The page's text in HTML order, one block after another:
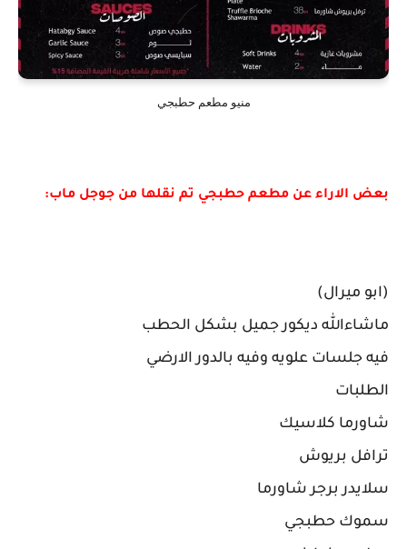
منيو مطعم حطبجي
بعض الاراء عن مطعم حطبجي تم نقلها من جوجل ماب:
(ابو ميرال)
ماشاءالله ديكور جميل بشكل الحطب
فيه جلسات علويه وفيه بالدور الارضي
الطلبات
شاورما كلاسيك
ترافل بريوش
سلايدر برجر شاورما
سموك حطبجي